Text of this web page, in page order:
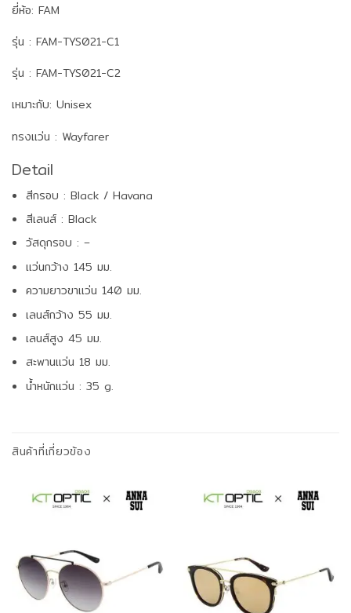
ยี่ห้อ: FAM
รุ่น : FAM-TYS021-C1
รุ่น : FAM-TYS021-C2
เหมาะกับ: Unisex
ทรงแว่น : Wayfarer
Detail
สีกรอบ : Black / Havana
สีเลนส์ : Black
วัสดุกรอบ : –
แว่นกว้าง 145 มม.
ความยาวขาแว่น 140 มม.
เลนส์กว้าง 55 มม.
เลนส์สูง 45 มม.
สะพานแว่น 18 มม.
น้ำหนักแว่น : 35 g.
สินค้าที่เกี่ยวข้อง